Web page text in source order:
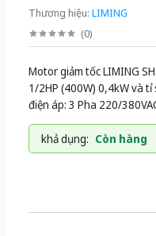
Thương hiệu: LIMING
(0)
Motor giảm tốc LIMING
1/2HP (400W) 0,4kW và
điện áp: 3 Pha 220/
khả dụng: Còn hàng